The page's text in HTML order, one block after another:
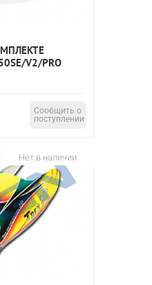
V2/PRO
Сообщить о
поступлении
Нет в наличии